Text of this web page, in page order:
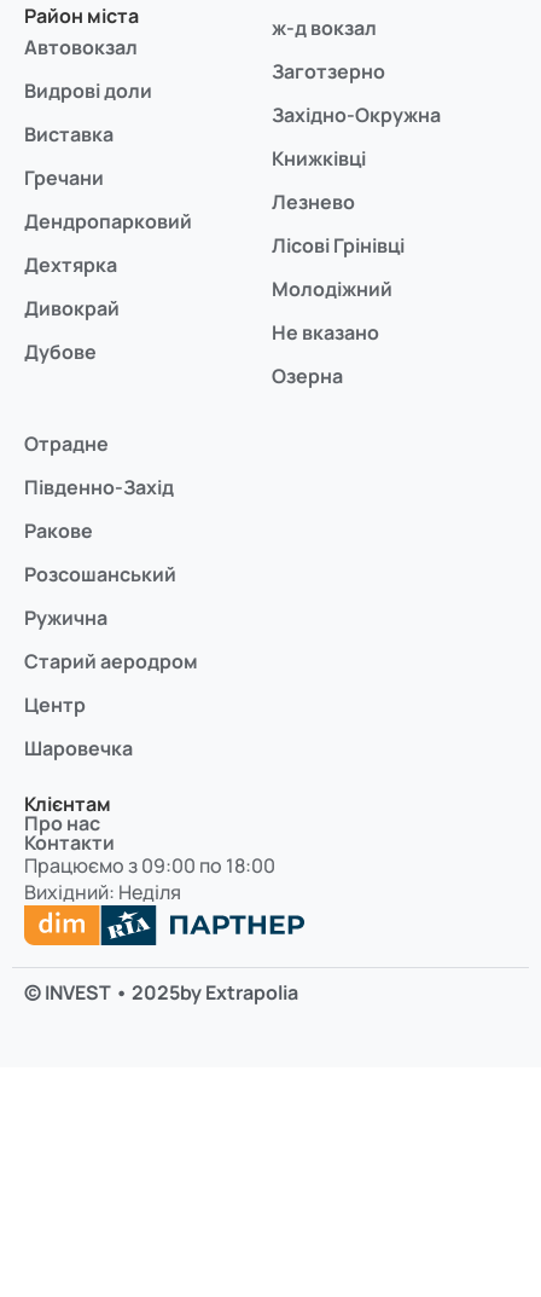
Район міста
Автовокзал
Видрові доли
Виставка
Гречани
Дендропарковий
Дехтярка
Дивокрай
Дубове
ж-д вокзал
Заготзерно
Західно-Окружна
Книжківці
Лезнево
Лісові Грінівці
Молодіжний
Не вказано
Озерна
Отрадне
Південно-Захід
Ракове
Розсошанський
Ружична
Старий аеродром
Центр
Шаровечка
Клієнтам
Про нас
Контакти
Працюємо з 09:00 по 18:00
Вихідний: Неділя
© INVEST • 2025by Extrapolia